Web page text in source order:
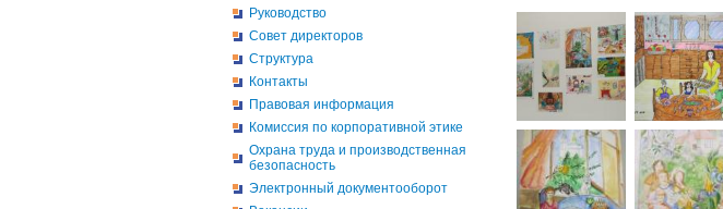
Руководство
Совет директоров
Структура
Контакты
Правовая информация
Комиссия по корпоративной этике
Охрана труда и производственная
безопасность
Электронный документооборот